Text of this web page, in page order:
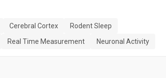
Cerebral Cortex
Rodent Sleep
Real Time Measurement Neuronal Activity